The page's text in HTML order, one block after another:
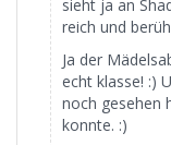
sieht ja an
reich und
Ja der
echt klasse! :)
noch gesehen
konnte. :)